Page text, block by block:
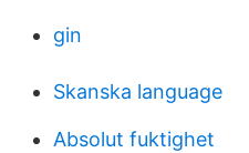
gin
Skanska language
Absolut fuktighet